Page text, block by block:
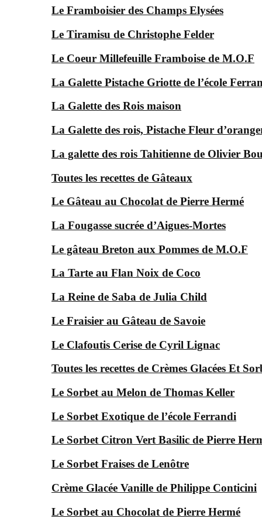
Le Framboisier des Champs Elysées
Le Tiramisu de Christophe Felder
Le Coeur Millefeuille Framboise de M.O.F
La Galette Pistache Griotte de l’école
La Galette des Rois maison
La Galette des rois, Pistache Fleur
La galette des rois Tahitienne de Olivier
Toutes les recettes de Gâteaux
Le Gâteau au Chocolat de Pierre Hermé
La Fougasse sucrée d’Aigues-Mortes
Le gâteau Breton aux Pommes de M.O.F
La Tarte au Flan Noix de Coco
La Reine de Saba de Julia Child
Le Fraisier au Gâteau de Savoie
Le Clafoutis Cerise de Cyril Lignac
Toutes les recettes de Crèmes Glacées Et
Le Sorbet au Melon de Thomas Keller
Le Sorbet Exotique de l’école Ferrandi
Le Sorbet Citron Vert Basilic de Pierre
Le Sorbet Fraises de Lenôtre
Crème Glacée Vanille de Philippe Conticini
Le Sorbet au Chocolat de Pierre Hermé